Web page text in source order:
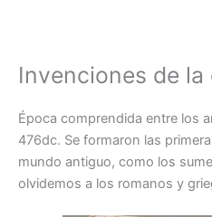
Invenciones de la
Época comprendida entre los
476dc. Se formaron las
mundo antiguo, como los
olvidemos a los romanos y